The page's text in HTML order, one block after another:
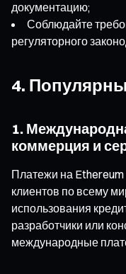
документацию;
Соблюдайте
регуляторного
4.
1.
коммерция и
Платежи на
клиентов по всему
использования
разработчики или
международные